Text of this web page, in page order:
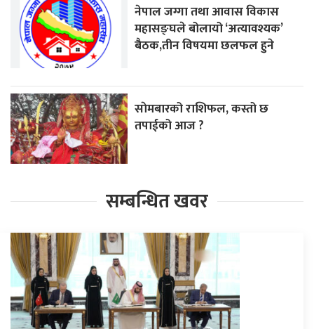
नेपाल जग्गा तथा आवास विकास
महासङ्घले बोलायो ‘अत्यावश्यक’
बैठक,तीन विषयमा छलफल हुने
साेमबारको राशिफल, कस्तो छ
तपाईको आज ?
सम्बन्धित खवर